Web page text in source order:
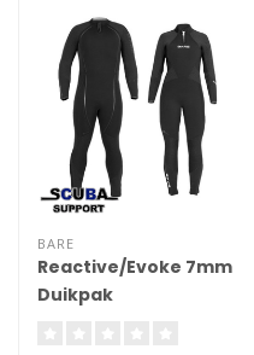
BARE
Reactive/Evoke 7mm
Duikpak